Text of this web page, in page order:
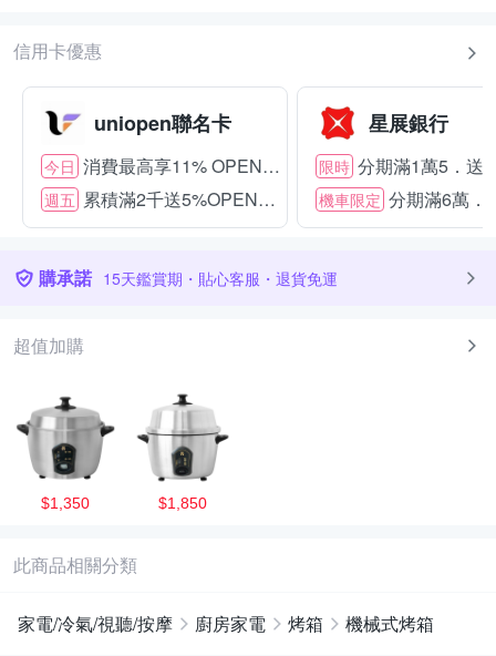
信用卡優惠
uniopen聯名卡
今日 消費最高享11% OPENPOINT
週五 累積滿2千送5%OPENPOINT
星展銀行
限時 分期滿1萬5．送
機車限定 分期滿6萬．
購承諾 15天鑑賞期・貼心客服・退貨免運
超值加購
$1,350 $1,850
此商品相關分類
家電/冷氣/視聽/按摩 廚房家電 烤箱 機械式烤箱